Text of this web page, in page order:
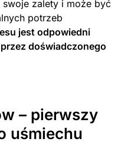
zalety i może być
potrzeb
jest odpowiedni
doświadczonego
– pierwszy
uśmiechu